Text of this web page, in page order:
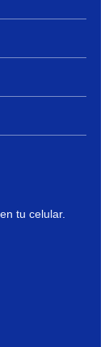
tu celular.